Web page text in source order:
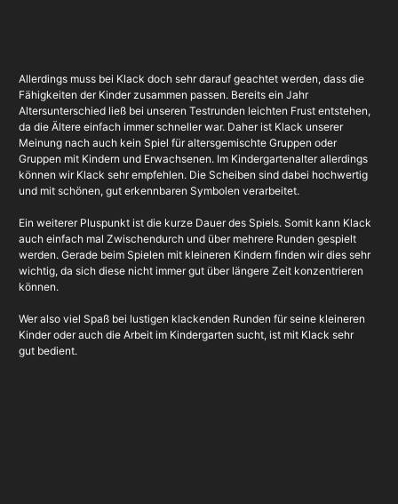
Allerdings muss bei Klack doch sehr darauf geachtet werden, dass die
Fähigkeiten der Kinder zusammen passen. Bereits ein Jahr
Altersunterschied ließ bei unseren Testrunden leichten Frust entstehen,
da die Ältere einfach immer schneller war. Daher ist Klack unserer
Meinung nach auch kein Spiel für altersgemischte Gruppen oder
Gruppen mit Kindern und Erwachsenen. Im Kindergartenalter allerdings
können wir Klack sehr empfehlen. Die Scheiben sind dabei hochwertig
und mit schönen, gut erkennbaren Symbolen verarbeitet.
Ein weiterer Pluspunkt ist die kurze Dauer des Spiels. Somit kann Klack
auch einfach mal Zwischendurch und über mehrere Runden gespielt
werden. Gerade beim Spielen mit kleineren Kindern finden wir dies sehr
wichtig, da sich diese nicht immer gut über längere Zeit konzentrieren
können.
Wer also viel Spaß bei lustigen klackenden Runden für seine kleineren
Kinder oder auch die Arbeit im Kindergarten sucht, ist mit Klack sehr
gut bedient.